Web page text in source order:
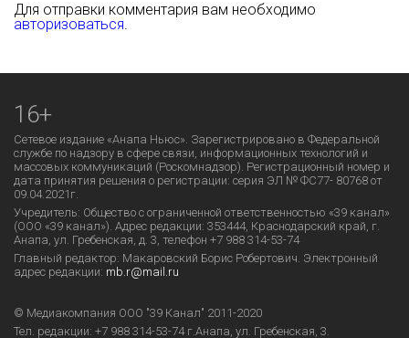
Для отправки комментария вам необходимо
авторизоваться.
16+
Сетевое издание «Анапа Ньюс». Зарегистрировано в Федеральной
службе по надзору в сфере связи, информационных технологий и
массовых коммуникаций (Роскомнадзор). Регистрационный номер и
дата принятия решения о регистрации: серия ЭЛ № ФС77- 80768 от
09.04.2021г.
Учредитель: Общество с ограниченной ответственностью «39 канал»
(ООО «39 канал»). Адрес редакции: 353444, Краснодарский край, г.
Анапа, ул. Гребенская, д. 3, телефон +7 988 314-53-74
Главный редактор: Макаровский Борис Робертович. Электронный
адрес редакции: mb.r@mail.ru
© Медиакомпания ООО "39 Канал" 2011-2020
Тел. редакции: +7 988 314-53-74 г.Анапа, ул. Гребенская, 3.